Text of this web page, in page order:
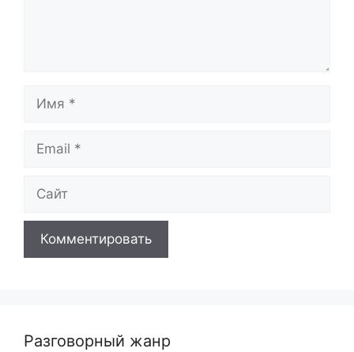
Имя
Email
Сайт
Разговорный жанр